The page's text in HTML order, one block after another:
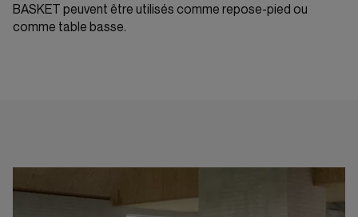
BASKET peuvent être utilisés comme repose-pied ou
comme table basse.